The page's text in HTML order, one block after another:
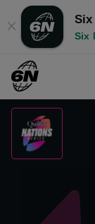
✕
Six
Six